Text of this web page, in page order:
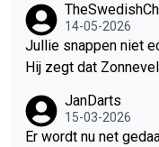
14-05-2026
Jullie snappen niet
Hij zegt dat
JanDarts
15-03-2026
Er wordt nu net